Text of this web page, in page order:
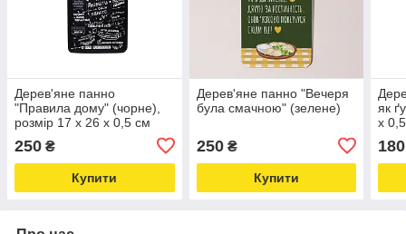
Дерев'яне панно
"Правила дому" (чорне),
розмір 17 х 26 х 0,5 cм
250 ₴
Купити
Дерев'яне панно "Вечеря
була смачною" (зелене)
250₴
Купити
як
х
180